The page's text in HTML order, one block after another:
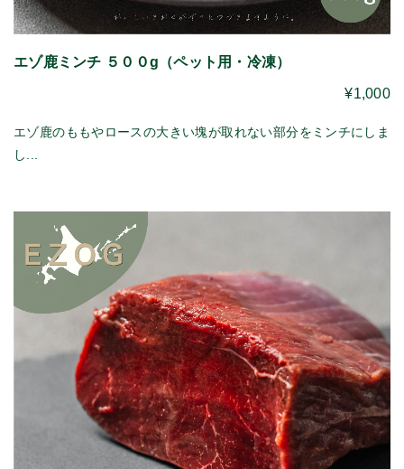
エゾ鹿ミンチ ５００g（ペット用・冷凍）
¥1,000
エゾ鹿のももやロースの大きい塊が取れない部分をミンチにしま
し...